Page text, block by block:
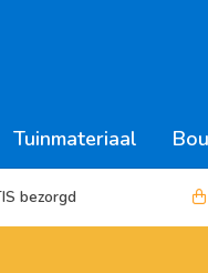
Tuinmateriaal
bezorgd